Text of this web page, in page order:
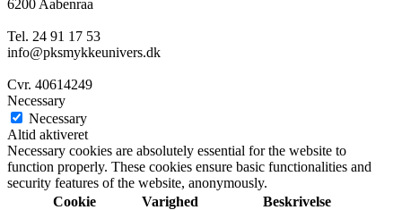
6200 Aabenraa
Tel. 24 91 17 53
info@pksmykkeunivers.dk
Cvr. 40614249
Necessary
Necessary
Altid aktiveret
Necessary cookies are absolutely essential for the website to
function properly. These cookies ensure basic functionalities and
security features of the website, anonymously.
Cookie
Varighed Beskrivelse